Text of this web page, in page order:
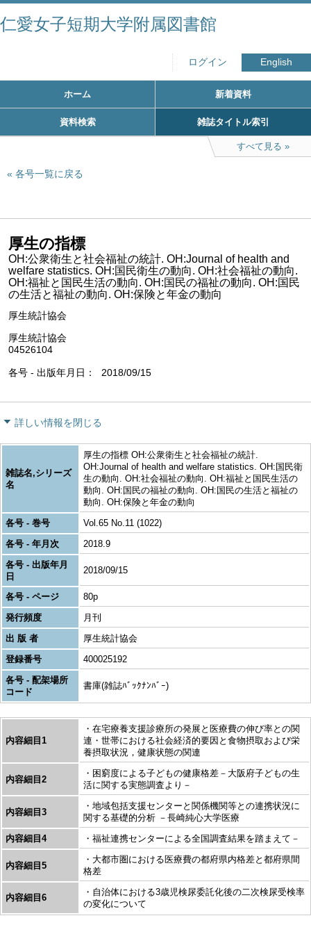
仁愛女子短期大学附属図書館
ログイン English
ホーム 新着資料
資料検索 雑誌タイトル索引
すべて見る
各号一覧に戻る
厚生の指標
OH:公衆衛生と社会福祉の統計. OH:Journal of health and
welfare statistics. OH:国民衛生の動向. OH:社会福祉の動向.
OH:福祉と国民生活の動向. OH:国民の福祉の動向. OH:国民
の生活と福祉の動向. OH:保険と年金の動向
厚生統計協会
厚生統計協会
04526104
各号 - 出版年月日 2018/09/15
詳しい情報を閉じる
雑誌名,シリーズ
名
厚生の指標 OH:公衆衛生と社会福祉の統計.
OH:Journal of health and welfare statistics. OH:国民衛
生の動向. OH:社会福祉の動向. OH:福祉と国民生活の
動向. OH:国民の福祉の動向. OH:国民の生活と福祉の
動向. OH:保険と年金の動向
各号 - 巻号
Vol.65 No.11 (1022)
各号 - 年月次
2018.9
各号 - 出版年月
日
2018/09/15
各号 - ページ
80p
発行頻度
月刊
出 版 者
厚生統計協会
登録番号
400025192
各号 - 配架場所
コード
書庫(雑誌ﾊﾞｯｸﾅﾝﾊﾞｰ)
内容細目1
・在宅療養支援診療所の発展と医療費の伸び率との関
連・世帯における社会経済的要因と食物摂取および栄
養摂取状況，健康状態の関連
内容細目2
・困窮度による子どもの健康格差－大阪府子どもの生
活に関する実態調査より－
内容細目3
・地域包括支援センターと関係機関等との連携状況に
関する基礎的分析 －長崎純心大学医療
内容細目4
・福祉連携センターによる全国調査結果を踏まえて－
内容細目5
・大都市圏における医療費の都府県内格差と都府県間
格差
内容細目6
・自治体における3歳児検尿委託化後の二次検尿受検率
の変化について